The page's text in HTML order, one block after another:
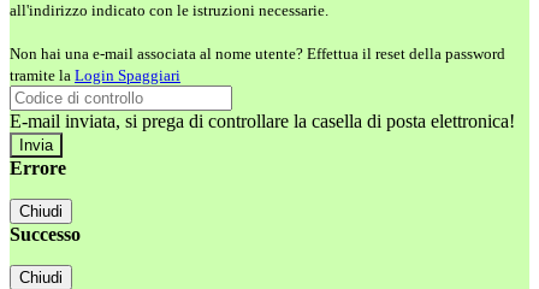
all'indirizzo indicato con le istruzioni necessarie.
Non hai una e-mail associata al nome utente? Effettua il reset della password
tramite la Login Spaggiari
E-mail inviata, si prega di controllare la casella di posta elettronica!
Errore
Chiudi
Successo
Chiudi